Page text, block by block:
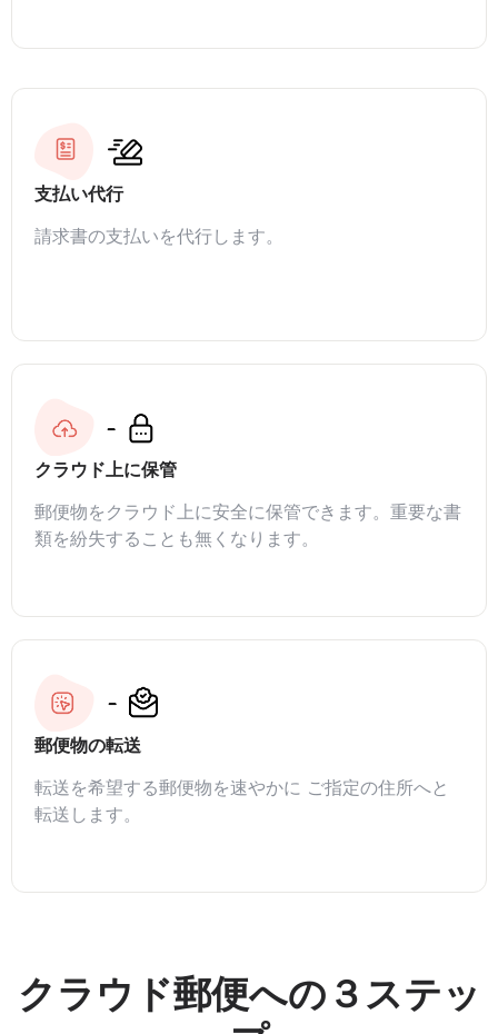
支払い代行
請求書の支払いを代行します。
クラウド上に保管
郵便物をクラウド上に安全に保管できます。重要な書
類を紛失することも無くなります。
郵便物の転送
転送を希望する郵便物を速やかに ご指定の住所へと
転送します。
クラウド郵便への３ステッ